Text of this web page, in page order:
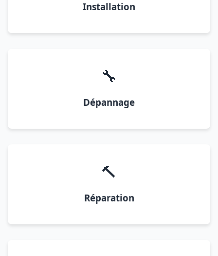
Installation
🔧
Dépannage
🔨
Réparation